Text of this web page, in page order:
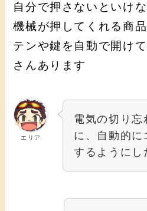
自分で押さないといけ
機械が押してくれる商
テンや鍵を自動で開け
さんあります
エリア
電気の切り忘
に、自動的に
するようにし